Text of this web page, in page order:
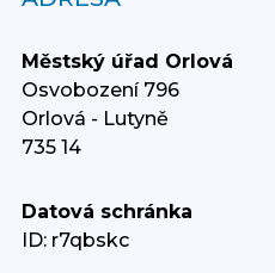
Městský úřad Orlová
Osvobození 796
Orlová - Lutyně
735 14
Datová schránka
ID: r7qbskc